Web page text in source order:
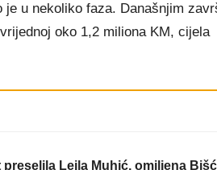
u nekoliko faza. Današnjim
oko 1,2 miliona KM, cijela
Lejla Muhić, omiljena